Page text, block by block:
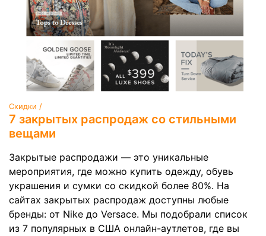
Скидки /
7 закрытых распродаж со стильными
вещами
Закрытые распродажи — это уникальные
мероприятия, где можно купить одежду, обувь
украшения и сумки со скидкой более 80%. На
сайтах закрытых распродаж доступны любые
бренды: от Nike до Versace. Мы подобрали список
из 7 популярных в США онлайн-аутлетов, где вы